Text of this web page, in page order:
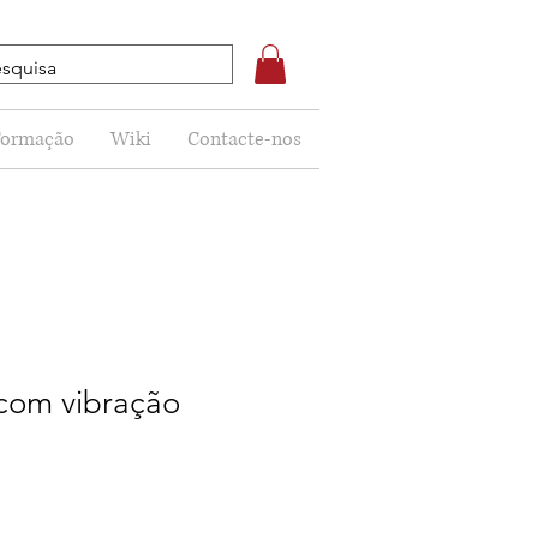
Wiki Contacte-nos
vibração